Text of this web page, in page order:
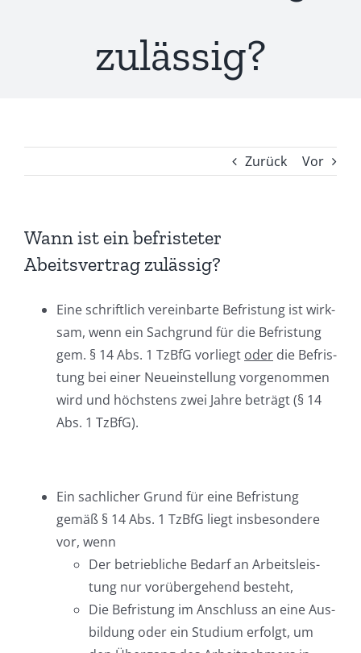
zulässig?
Zurück Vor
Wann ist ein befristeter
Abeitsvertrag zulässig?
Eine schrift­lich ver­ein­bar­te Befris­tung ist wirk­
sam, wenn ein Sach­grund für die Befris­tung
gem. § 14 Abs. 1 TzBfG vor­liegt oder die Befris­
tung bei einer Neu­ein­stel­lung vor­ge­nom­men
wird und höchs­tens zwei Jah­re beträgt (§ 14
Abs. 1 TzBfG).
Ein sach­li­cher Grund für eine Befris­tung
gemäß § 14 Abs. 1 TzBfG liegt ins­be­son­de­re
vor, wenn
Der betrieb­li­che Bedarf an Arbeits­leis­
tung nur vor­über­ge­hend besteht,
Die Befris­tung im Anschluss an eine Aus­
bil­dung oder ein Stu­di­um erfolgt, um